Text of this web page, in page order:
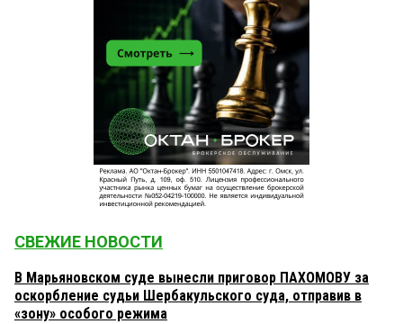
СВЕЖИЕ НОВОСТИ
В Марьяновском суде вынесли приговор ПАХОМОВУ за
оскорбление судьи Шербакульского суда, отправив в
«зону» особого режима